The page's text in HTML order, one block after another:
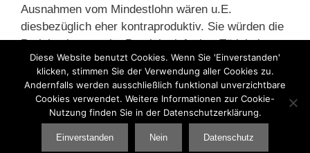
Ausnahmen vom Mindestlohn wären u.E.
diesbezüglich eher kontraproduktiv. Sie würden die
Preiskonkurrenz im Bereich einfacher Tätigkeiten
verschärfen, ohne nachhaltige Perspektiven zu
bieten.« (Kalina/Weinkopf 2016: 16)
Kategorien
Arbeitslosigkeit,Arbeitsmarkt,Sozialpolitik
Diese Website benutzt Cookies. Wenn Sie 'Einverstanden'
klicken, stimmen Sie der Verwendung aller Cookies zu.
Andernfalls werden ausschließlich funktional unverzichtbare
Cookies verwendet. Weitere Informationen zur Cookie-
Nutzung finden Sie in der Datenschutzerklärung.
Einverstanden Nein Datenschutz